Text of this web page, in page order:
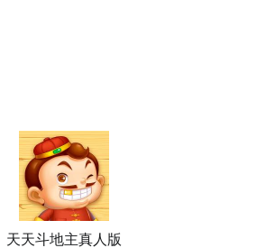
天天斗地主真人版